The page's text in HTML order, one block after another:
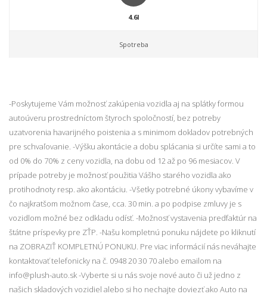
4.6l
Spotreba
-Poskytujeme Vám možnosť zakúpenia vozidla aj na splátky formou
autoúveru prostredníctom štyroch spoločností, bez potreby
uzatvorenia havarijného poistenia a s minimom dokladov potrebných
pre schvaľovanie. -Výšku akontácie a dobu splácania si určíte sami a to
od 0% do 70% z ceny vozidla, na dobu od 12 až po 96 mesiacov. V
prípade potreby je možnosť použitia Vášho starého vozidla ako
protihodnoty resp. ako akontáciu. -Všetky potrebné úkony vybavíme v
čo najkratšom možnom čase, cca. 30 min. a po podpise zmluvy je s
vozidlom možné bez odkladu odísť. -Možnosť vystavenia predfaktúr na
štátne príspevky pre ZŤP. -Našu kompletnú ponuku nájdete po kliknutí
na ZOBRAZIŤ KOMPLETNÚ PONUKU. Pre viac informácií nás neváhajte
kontaktovať telefonicky na č. 0948 20 30 70 alebo emailom na
info@plush-auto.sk -Vyberte si u nás svoje nové auto či už jedno z
našich skladových vozidiel alebo si ho nechajte doviezť ako Auto na